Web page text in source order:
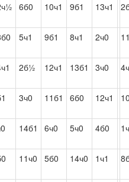
6б0 10ч1 9б1 13ч1
5ч1 9б1 8ч1 2ч0
2б½ 12ч1 13б1 3ч0
3ч0 11б1 6б0 12ч1
14б1 6ч0 5ч0 4б0
11ч0 5б0 14ч0 1ч1